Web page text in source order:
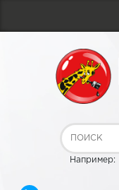
Например: